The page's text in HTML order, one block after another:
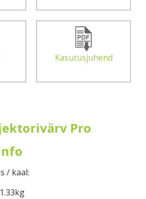
Kasutusjuhend
Pro
/ kaal: